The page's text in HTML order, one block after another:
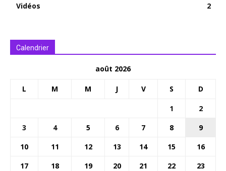
Vidéos
2
Calendrier
août 2026
L M M J V S D
1
2
3
4 5 6 7 8
9
10
11 12 13 14 15
16
17
18 19 20 21 22
23